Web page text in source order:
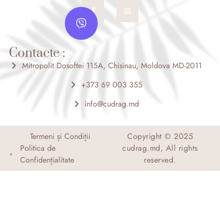
a
c
b
o
-
f
n
s
t
m
V
i
b
e
Contacte :
Mitropolit Dosoftei 115A, Chisinau, Moldova MD-2011
+373 69 003 355
info@cudrag.md
Termeni și Condiții
Politica de
Confidențialitate
Copyright © 2025
cudrag.md, All rights
reserved.